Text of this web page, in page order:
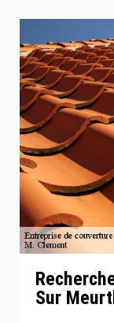
Sur